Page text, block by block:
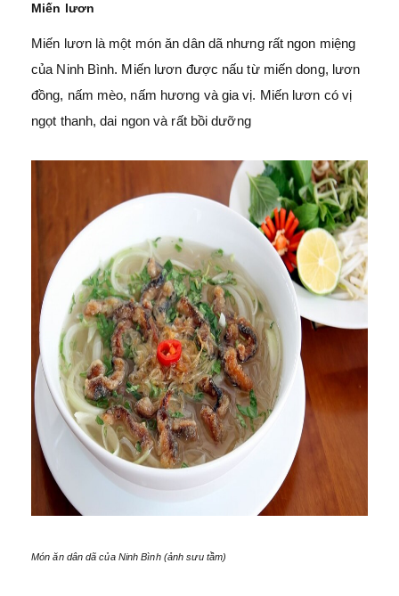
Miến lươn
Miến lươn là một món ăn dân dã nhưng rất ngon miệng
của Ninh Bình. Miến lươn được nấu từ miến dong, lươn
đồng, nấm mèo, nấm hương và gia vị. Miến lươn có vị
ngọt thanh, dai ngon và rất bồi dưỡng
Món ăn dân dã của Ninh Bình (ảnh sưu tầm)